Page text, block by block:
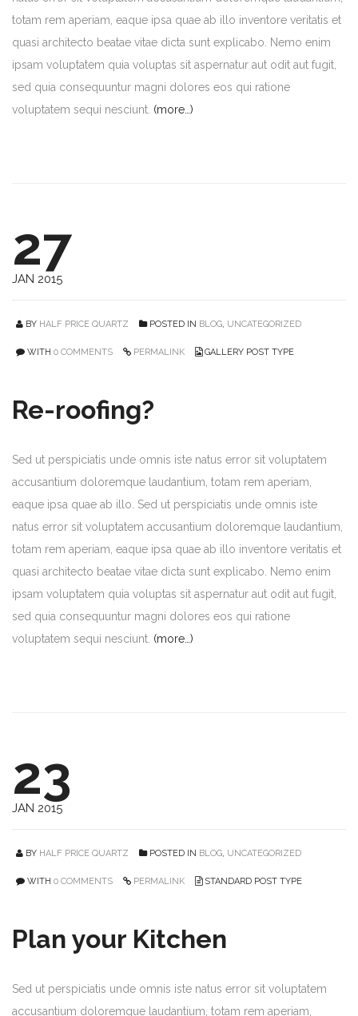
totam rem aperiam, eaque ipsa quae ab illo inventore veritatis et
quasi architecto beatae vitae dicta sunt explicabo. Nemo enim
ipsam voluptatem quia voluptas sit aspernatur aut odit aut fugit,
sed quia consequuntur magni dolores eos qui ratione
voluptatem sequi nesciunt. (more…)
27
JAN 2015
BY HALF PRICE QUARTZ POSTED IN BLOG, UNCATEGORIZED
WITH 0 COMMENTS PERMALINK GALLERY POST TYPE
Re-roofing?
Sed ut perspiciatis unde omnis iste natus error sit voluptatem
accusantium doloremque laudantium, totam rem aperiam,
eaque ipsa quae ab illo. Sed ut perspiciatis unde omnis iste
natus error sit voluptatem accusantium doloremque laudantium,
totam rem aperiam, eaque ipsa quae ab illo inventore veritatis et
quasi architecto beatae vitae dicta sunt explicabo. Nemo enim
ipsam voluptatem quia voluptas sit aspernatur aut odit aut fugit,
sed quia consequuntur magni dolores eos qui ratione
voluptatem sequi nesciunt. (more…)
23
JAN 2015
BY HALF PRICE QUARTZ POSTED IN BLOG, UNCATEGORIZED
WITH 0 COMMENTS PERMALINK STANDARD POST TYPE
Plan your Kitchen
Sed ut perspiciatis unde omnis iste natus error sit voluptatem
accusantium doloremque laudantium, totam rem aperiam,